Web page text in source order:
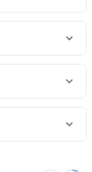
uzun
hızlı ve eşit